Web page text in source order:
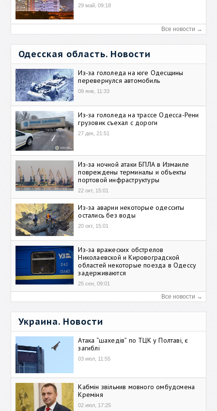
29 май, 09:18
Все новости →
Одесская область. Новости
Из-за гололеда на юге Одесщины
перевернулся автомобиль
09 янв, 11:33
Из-за гололеда на трассе Одесса-Рени
грузовик съехал с дороги
27 дек, 21:51
Из-за ночной атаки БПЛА в Измаиле
повреждены терминалы и объекты
портовой инфраструктуры
22 окт, 15:01
Из-за аварии некоторые одесситы
остались без воды
20 окт, 15:01
Из-за вражеских обстрелов
Николаевской и Кировоградской
областей некоторые поезда в Одессу
задерживаются
25 сен, 09:01
Все новости →
Украина. Новости
Атака “шахедів” по ТЦК у Полтаві, є
загиблі
03 июл, 11:55
Кабмін звільнив мовного омбудсмена
Креміня
02 июл, 17:25